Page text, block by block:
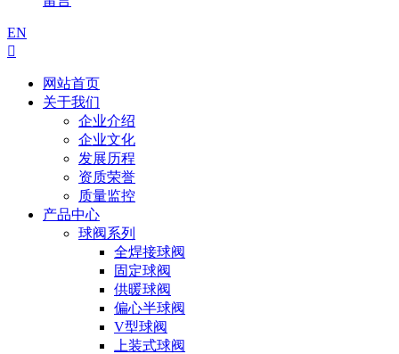
EN

网站首页
关于我们
企业介绍
企业文化
发展历程
资质荣誉
质量监控
产品中心
球阀系列
全焊接球阀
固定球阀
供暖球阀
偏心半球阀
V型球阀
上装式球阀